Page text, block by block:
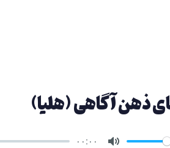
ذهن آگاهی (هلیا)
۰۰:۰۰